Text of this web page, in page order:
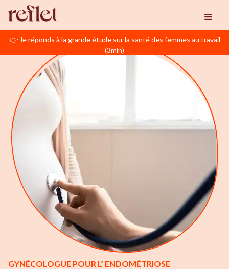
👉 Je réponds à la grande étude sur la santé des femmes au travail
(3min)
GYNÉCOLOGUE POUR L’ ENDOMÉTRIOSE